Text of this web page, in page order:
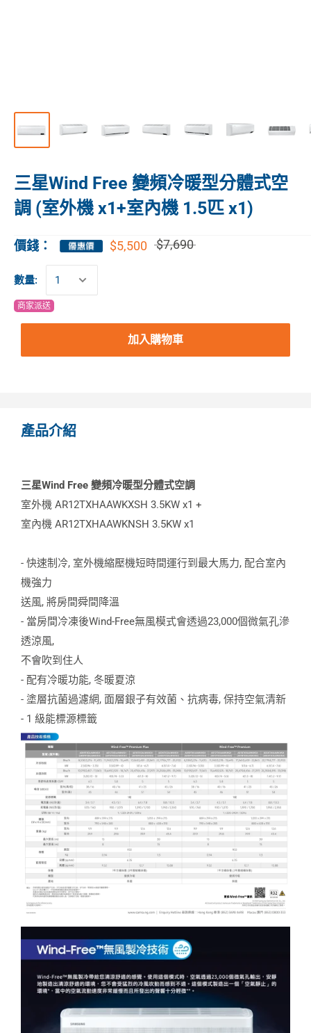
三星Wind Free 變頻冷暖型分體式空
調 (室外機 x1+室內機 1.5匹 x1)
價錢： $5,500 $7,690
數量:
商家派送
加入購物車
產品介紹
三星Wind Free 變頻冷暖型分體式空調
室外機 AR12TXHAAWKXSH 3.5KW x1 +
室內機 AR12TXHAAWKNSH 3.5KW x1
- 快速制冷, 室外機縮壓機短時間運行到最大馬力, 配合室內
機強力
送風, 將房間舜間降溫
- 當房間冷凍後Wind-Free無風模式會透過23,000個微氣孔滲
透涼風,
不會吹到住人
- 配有冷暖功能, 冬暖夏涼
- 塗層抗菌過濾網, 面層銀子有效菌、抗病毒, 保持空氣清新
- 1 級能標源標籤